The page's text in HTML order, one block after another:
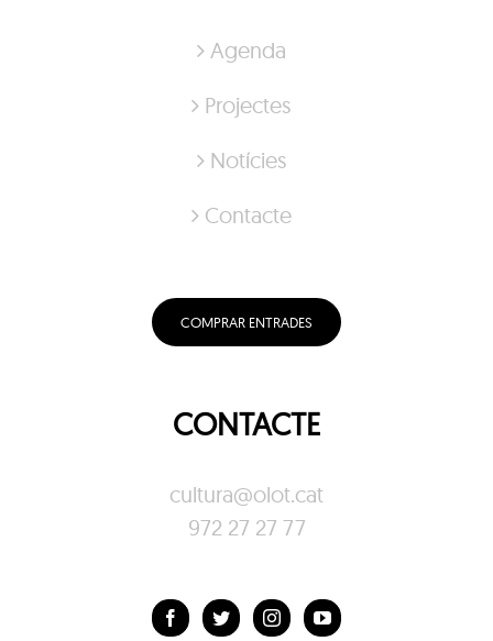
Agenda
Projectes
Notícies
Contacte
COMPRAR ENTRADES
CONTACTE
cultura@olot.cat
972 27 27 77